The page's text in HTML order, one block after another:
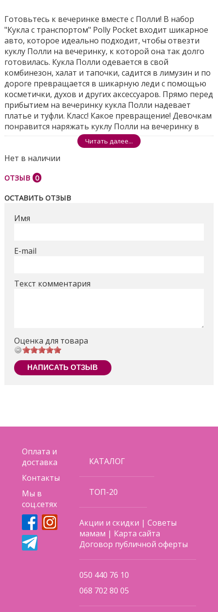
Готовьтесь к вечеринке вместе с Полли! В набор
"Кукла с транспортом" Polly Pocket входит шикарное
авто, которое идеально подходит, чтобы отвезти
куклу Полли на вечеринку, к которой она так долго
готовилась. Кукла Полли одевается в свой
комбинезон, халат и тапочки, садится в лимузин и по
дороге превращается в шикарную леди с помощью
косметички, духов и других аксессуаров. Прямо перед
прибытием на вечеринку кукла Полли надевает
платье и туфли. Класс! Какое превращение! Девочкам
понравится наряжать куклу Полли на вечеринку в
шикарном лимузине!
лимузин, косметичку, флакон духов, флакон с
халат, тапочки, обувь и платье. Цвета и аксессуары
Читать далее...
Нет в наличии
ОТЗЫВ 0
ОСТАВИТЬ ОТЗЫВ
Имя
E-mail
Текст комментария
Оценка для товара
НАПИСАТЬ ОТЗЫВ
Оплата и
доставка
Контакты
Мы в
соц.сетях
КАТАЛОГ
ТОП-20
Акции и скидки |Советы
мамам | Карта сайта
Договор публичной оферты
050 440 76 10
068 702 80 05